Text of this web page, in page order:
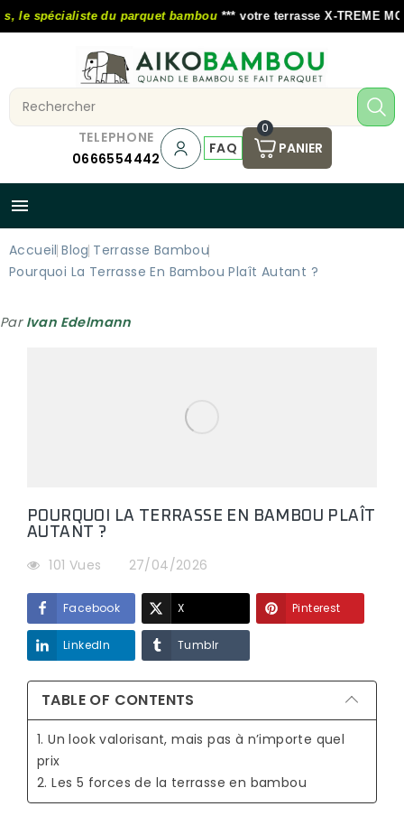
spécialiste du parquet bambou*** votre terrasse X-TREME
TELEPHONE
0666554442
FAQ
0
PANIER

Accueil Blog Terrasse Bambou
Pourquoi La Terrasse En Bambou Plaît Autant ?
Par Ivan Edelmann
POURQUOI LA TERRASSE EN BAMBOU PLAÎT
AUTANT ?
101 Vues 27/04/2026
Facebook X Pinterest
LinkedIn Tumblr
TABLE OF CONTENTS
1. Un look valorisant, mais pas à n’importe quel
prix
2. Les 5 forces de la terrasse en bambou